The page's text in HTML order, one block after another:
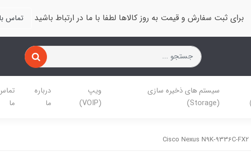
برای ثبت سفارش و قیمت به روز کالاها لطفا با ما در ارتباط باشید تماس
سیستم های ذخیره سازی
(Storage)
ویپ
(VOIP)
درباره
ما
ما